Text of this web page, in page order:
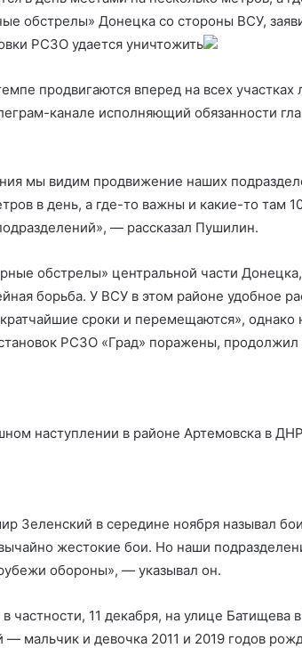
обстрелы» Донецка со стороны ВСУ,
РСЗО удается уничтожить
продвигаются вперед на всех участках
канале исполняющий обязанности
мы видим продвижение наших
в день, а где-то важны и какие-то там
— рассказал Пушилин.
обстрелы» центральной части
борьба. У ВСУ в этом районе удобное
сроки и перемещаются», однако
РСЗО «Град» поражены, продолжил
наступлении в районе Артемовска в ДНР
Зеленский в середине ноября называл
жестокие бои. Но наши
обороны», — указывал он.
частности, 11 декабря, на улице Батищева
— мальчик и девочка 2011 и 2019 годов
Европа